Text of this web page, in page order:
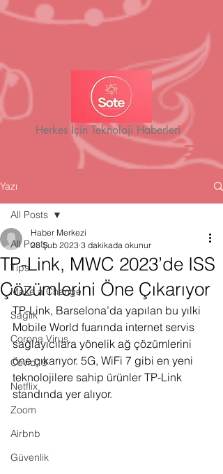
Herkes İçin Teknoloji Haberleri
Yazı
All Posts
Tips
Make a Change
Sağlık
Corona Virus
Covid19
Netflix
Zoom
Airbnb
Güvenlik
All Posts
TP-Link, MWC 2023’de ISS
Çözümlerini Öne Çıkarıyor
Haber Merkezi
28 Şub 2023 3 dakikada okunur
TP-Link, Barselona’da yapılan bu yılki
Mobile World fuarında internet servis
sağlayıcılara yönelik ağ çözümlerini
öne çıkarıyor. 5G, WiFi 7 gibi en yeni
teknolojilere sahip ürünler TP-Link
standında yer alıyor.